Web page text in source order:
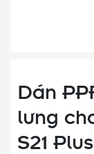
Dán
lưng
S21 Plus